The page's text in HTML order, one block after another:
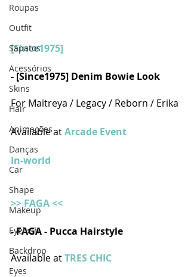
Roupas
Outfit
Sapatos
Acessórios
Skins
Hair
Animações
Danças
Car
Shape
Makeup
Eyelash
Backdrop
Eyes
[Since1975]
- [Since1975] Denim Bowie Look
For Maitreya / Legacy / Reborn / Erika
Available at Arcade Event
In-world
>> FAGA <<
- FAGA - Pucca Hairstyle
Available at TRES CHIC